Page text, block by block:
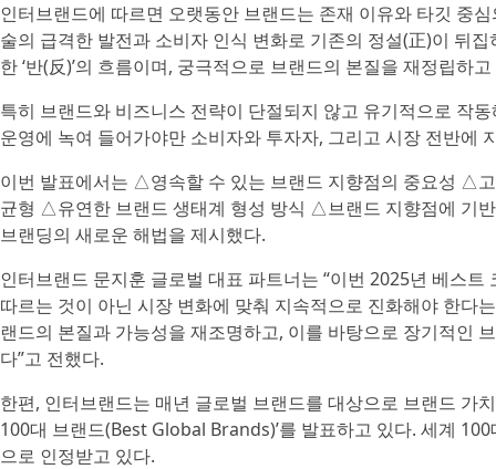
인터브랜드에 따르면 오랫동안 브랜드는 존재 이유와 타깃 중
술의 급격한 발전과 소비자 인식 변화로 기존의 정설(正)이 뒤
한 ‘반(反)’의 흐름이며, 궁극적으로 브랜드의 본질을 재정립하
특히 브랜드와 비즈니스 전략이 단절되지 않고 유기적으로 작
운영에 녹여 들어가야만 소비자와 투자자, 그리고 시장 전반에
이번 발표에서는 △영속할 수 있는 브랜드 지향점의 중요성 △
균형 △유연한 브랜드 생태계 형성 방식 △브랜드 지향점에 기
브랜딩의 새로운 해법을 제시했다.
인터브랜드 문지훈 글로벌 대표 파트너는 “이번 2025년 베스
따르는 것이 아닌 시장 변화에 맞춰 지속적으로 진화해야 한다
랜드의 본질과 가능성을 재조명하고, 이를 바탕으로 장기적인
다”고 전했다.
한편, 인터브랜드는 매년 글로벌 브랜드를 대상으로 브랜드 가
100대 브랜드(Best Global Brands)’를 발표하고 있다. 세계
으로 인정받고 있다.